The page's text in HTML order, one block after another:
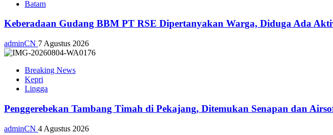
Batam
Keberadaan Gudang BBM PT RSE Dipertanyakan Warga, Diduga Ada
adminCN 7 Agustus 2026
Breaking News
Kepri
Lingga
Penggerebekan Tambang Timah di Pekajang, Ditemukan Senapan dan
adminCN 4 Agustus 2026